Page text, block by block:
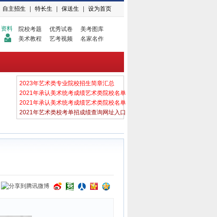
自主招生 特长生 保送生 设为首页
资料 院校考题 优秀试卷
美考图库
美术教程
艺考视频 名家名作
2023年艺术类专业院校招生简章汇总
2021年承认美术统考成绩艺术类院校名单
2021年承认美术统考成绩艺术类院校名单
2021年艺术类校考单招成绩查询网址入口